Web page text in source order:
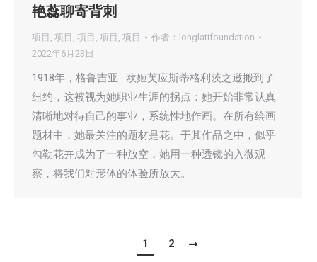
艳蕊聊寄背刺
项目 , 项目 , 项目 , 项目 , 项目 作者：
longlatifoundation
2022年6月23日
1918年，格鲁吉亚 · 欧姬芙应斯蒂格利茨之邀搬到了
纽约，这被视为她职业生涯的拐点：她开始非常认真
清晰地对待自己的事业，系统性地作画。在所有绘画
题材中，她最关注的题材是花。于其作品之中，似乎
勾勒花卉成为了一种放空，她用一种透镜的入微观
察，将我们对形体的体验所放大。
1 2